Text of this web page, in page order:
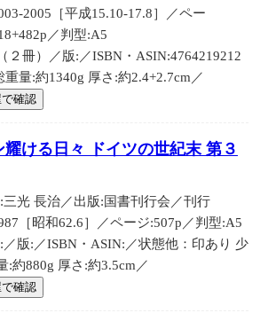
2005［平成15.10-17.8］／ペー
／判型:A5
２冊）／版:／ISBN・ASIN:4764219212
重量:約1340g 厚さ:約2.4+2.7cm／
で確認
耀ける日々 ドイツの世紀末 第３
三光 長治／出版:国書刊行会／刊行
［昭和62.6］／ページ:507p／判型:A5
／版:／ISBN・ASIN:／状態他：印あり 少
:約880g 厚さ:約3.5cm／
で確認